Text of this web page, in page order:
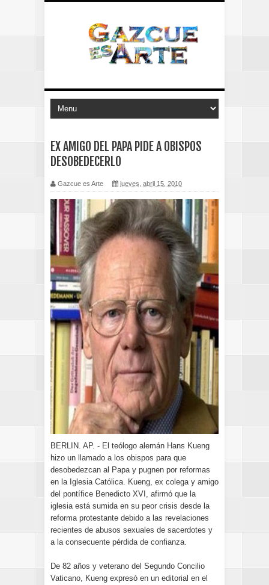
EX AMIGO DEL PAPA PIDE A OBISPOS
DESOBEDECERLO
Gazcue es Arte jueves, abril 15, 2010
BERLIN. AP. - El teólogo alemán Hans Kueng
hizo un llamado a los obispos para que
desobedezcan al Papa y pugnen por reformas
en la Iglesia Católica. Kueng, ex colega y amigo
del pontífice Benedicto XVI, afirmó que la
iglesia está sumida en su peor crisis desde la
reforma protestante debido a las revelaciones
recientes de abusos sexuales de sacerdotes y
a la consecuente pérdida de confianza.
De 82 años y veterano del Segundo Concilio
Vaticano, Kueng expresó en un editorial en el